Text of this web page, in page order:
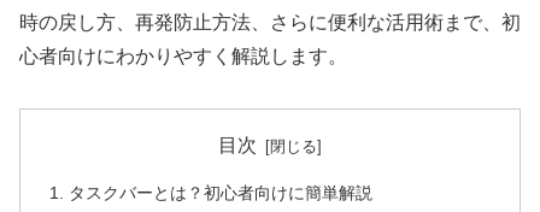
時の戻し方、再発防止方法、さらに便利な活用術まで、初
心者向けにわかりやすく解説します。
目次
タスクバーとは？初心者向けに簡単解説